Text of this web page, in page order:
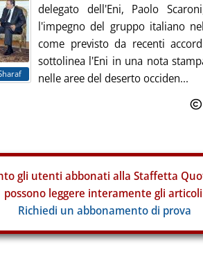
delegato dell'Eni, Paolo
l'impegno del gruppo italiano
come previsto da recenti
sottolinea l'Eni in una nota
nelle aree del deserto occiden...
gli utenti abbonati alla Staffetta
possono leggere interamente gli
Richiedi un abbonamento di prova